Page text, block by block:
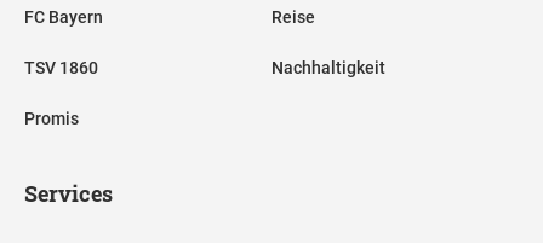
FC Bayern
TSV 1860
Promis
Reise
Nachhaltigkeit
Services